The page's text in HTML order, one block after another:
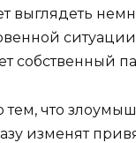
выглядеть
собственный
тем, что
изменят